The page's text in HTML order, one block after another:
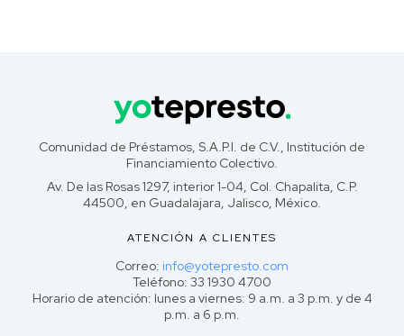
Comunidad de Préstamos, S.A.P.I. de C.V., Institución de
Financiamiento Colectivo.
Av. De las Rosas 1297, interior 1-04, Col. Chapalita, C.P.
44500, en Guadalajara, Jalisco, México.
ATENCIÓN A CLIENTES
Correo: info@yotepresto.com
Teléfono: 33 1930 4700
Horario de atención: lunes a viernes: 9 a.m. a 3 p.m. y de 4
p.m. a 6 p.m.